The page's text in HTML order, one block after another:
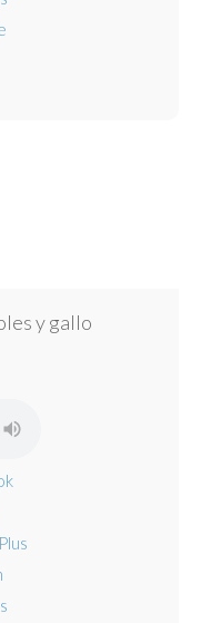
y gallo